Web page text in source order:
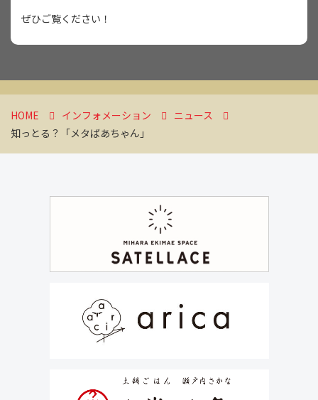
ぜひご覧ください！
HOME インフォメーション
ニュース
知っとる？「メタばあちゃん」